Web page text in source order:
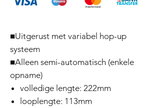
■Uitgerust met variabel hop-up
systeem
■Alleen semi-automatisch (enkele
opname)
volledige lengte: 222mm
looplengte: 113mm